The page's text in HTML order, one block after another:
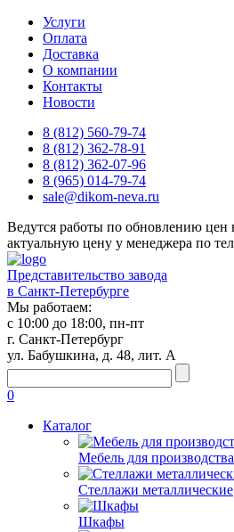
Услуги
Оплата
Доставка
О компании
Контакты
Новости
8 (812) 560-79-74
8 (812) 362-78-91
8 (812) 362-07-96
8 (965) 014-79-74
sale@dikom-neva.ru
Ведутся работы по обновлению цен
актуальную цену у менеджера по
Представительство завода
в Санкт-Петербурге
Мы работаем:
с 10:00 до 18:00, пн-пт
г. Санкт-Петербург
ул. Бабушкина, д. 48, лит. А
0
Каталог
Мебель для производства
Стеллажи металлические
Шкафы